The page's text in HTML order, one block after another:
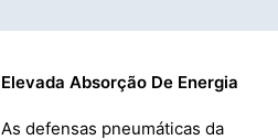
Elevada Absorção De Energia
As defensas pneumáticas da